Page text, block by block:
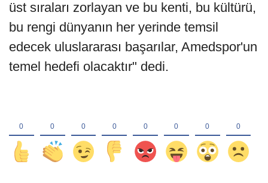
üst sıraları zorlayan ve bu kenti, bu kültürü,
bu rengi dünyanın her yerinde temsil
edecek uluslararası başarılar, Amedspor'un
temel hedefi olacaktır" dedi.